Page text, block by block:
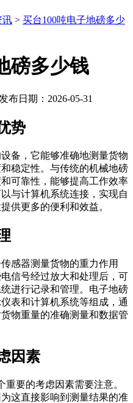
讯 > 买台100吨电子地磅多少
磅多少钱
发布日期：2026-05-31
势
备，它能够准确地测量货物
稳定性。与传统的机械地磅
可靠性，能够提高工作效率
与计算机系统连接，实现自
供更多的便利和效益。
感器测量货物的重力作用
信号经过放大和处理后，可
进行记录和管理。电子地磅
表和计算机系统等组成，通
物重量的准确测量和数据管
因素
要的考虑因素需要注意。
这直接影响到测量结果的准